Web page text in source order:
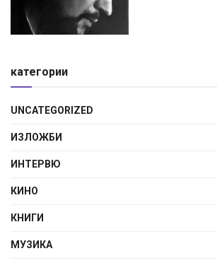
категории
UNCATEGORIZED
ИЗЛОЖБИ
ИНТЕРВЮ
КИНО
КНИГИ
МУЗИКА